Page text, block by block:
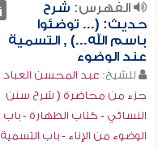
الفهرس: شرح
حديث: (... توضئوا
باسم الله...) , التسمية
عند الوضوء
للشيخ: عبد المحسن العباد
جزء من محاضرة ( شرح سنن
النسائي - كتاب الطهارة - باب
الوضوء من الإناء - باب التسمية